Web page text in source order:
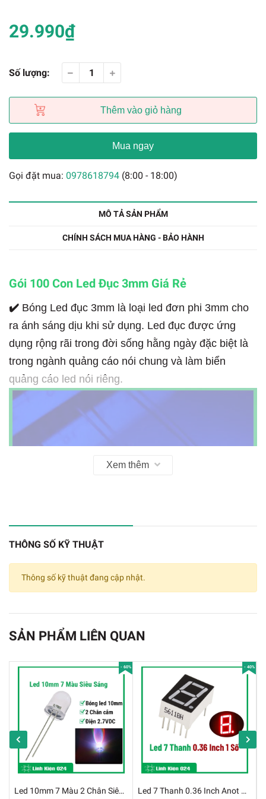
29.990₫
Số lượng:
Thêm vào giỏ hàng
Mua ngay
Gọi đặt mua: 0978618794 (8:00 - 18:00)
MÔ TẢ SẢN PHẨM
CHÍNH SÁCH MUA HÀNG - BẢO HÀNH
Gói 100 Con Led Đục 3mm Giá Rẻ
✔️ Bóng Led đục 3mm là loại led đơn phi 3mm cho
ra ánh sáng dịu khi sử dụng. Led đục được ứng
dụng rộng rãi trong đời sống hằng ngày đặc biệt là
trong ngành quảng cáo nói chung và làm biển
quảng cáo led nói riêng.
Thông Số Kỹ Thuật led đục 3mm gói 100 bóng:
Số lượng: 100 bóng/ gói
✔️ Điện áp:
✔️Led đục xanh dương: 3V - 3.2V
✔️Led đục vàng: 1.9V - 2.1V
Xem thêm
THÔNG SỐ KỸ THUẬT
Thông số kỹ thuật đang cập nhật.
SẢN PHẨM LIÊN QUAN
- 60%
Led 10mm 7 Màu 2 Chân Siêu Sáng Đầy Màu Sắc
- 40%
Led 7 Thanh 0.36 Inch Anot Chung